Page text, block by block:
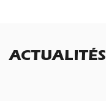
ACTUALITÉS